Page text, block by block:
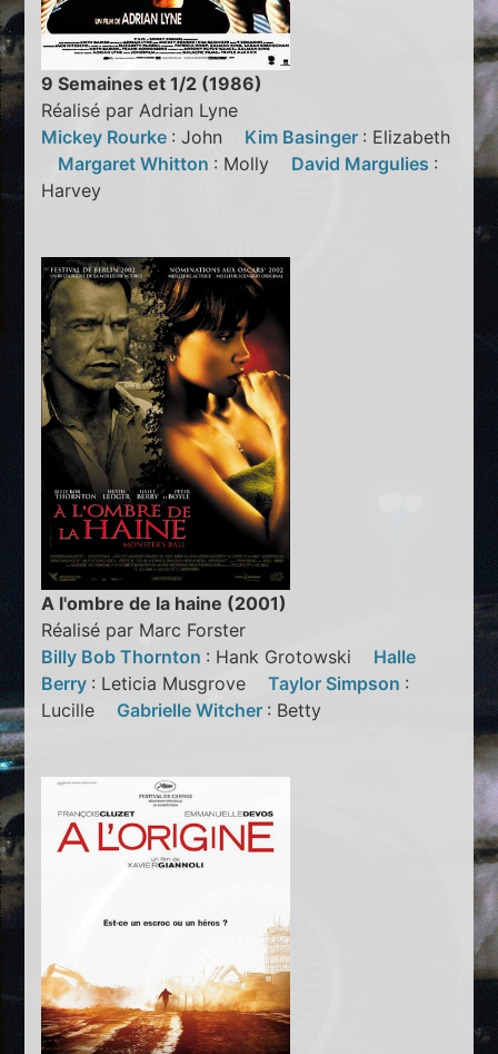
9 Semaines et 1/2 (1986)
Réalisé par Adrian Lyne
Mickey Rourke : John Kim Basinger : Elizabeth
Margaret Whitton : Molly David Margulies :
Harvey
A l'ombre de la haine (2001)
Réalisé par Marc Forster
Billy Bob Thornton : Hank Grotowski Halle
Berry : Leticia MusgroveTaylor Simpson :
Lucille Gabrielle Witcher : Betty